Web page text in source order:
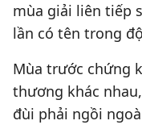
mùa giải liên tiếp
lần có tên trong
Mùa trước chứng
thương khác
đùi phải ngồi